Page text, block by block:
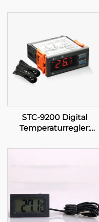
STC-9200 Digital
Temperaturregler:
temperaturkontroll för